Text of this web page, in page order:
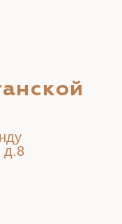
д.8